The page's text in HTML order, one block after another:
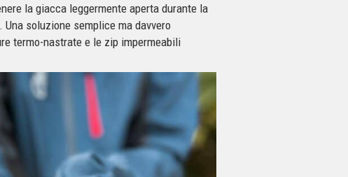
la giacca leggermente aperta durante la
soluzione semplice ma davvero
termo-nastrate e le zip impermeabili